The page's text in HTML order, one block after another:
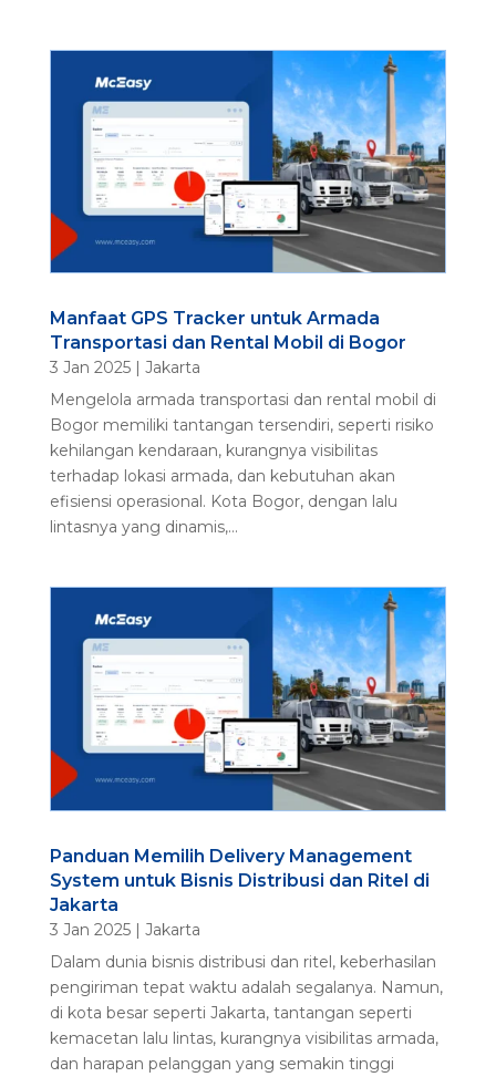
Manfaat GPS Tracker untuk Armada
Transportasi dan Rental Mobil di Bogor
3 Jan 2025| Jakarta
Mengelola armada transportasi dan rental mobil di
Bogor memiliki tantangan tersendiri, seperti risiko
kehilangan kendaraan, kurangnya visibilitas
terhadap lokasi armada, dan kebutuhan akan
efisiensi operasional. Kota Bogor, dengan lalu
lintasnya yang dinamis,...
Panduan Memilih Delivery Management
System untuk Bisnis Distribusi dan Ritel di
Jakarta
3 Jan 2025| Jakarta
Dalam dunia bisnis distribusi dan ritel, keberhasilan
pengiriman tepat waktu adalah segalanya. Namun,
di kota besar seperti Jakarta, tantangan seperti
kemacetan lalu lintas, kurangnya visibilitas armada,
dan harapan pelanggan yang semakin tinggi